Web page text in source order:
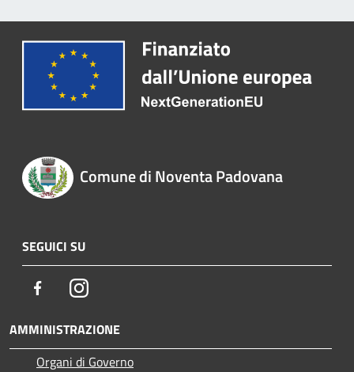
Comune di Noventa Padovana
SEGUICI SU
FacebookInstagram
AMMINISTRAZIONE
Organi di Governo